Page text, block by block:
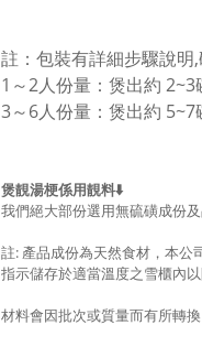
註：包裝有詳細步驟說明
1～2人份量：煲出約 2~3
3～6人份量： 煲出約 5~7
煲靚湯梗係用靚料⬇️
我們絕大部份選用無硫磺成份
註: 產品成份為天然食材，本公
指示儲存於適當溫度之雪櫃內以
材料會因批次或質量而有所轉